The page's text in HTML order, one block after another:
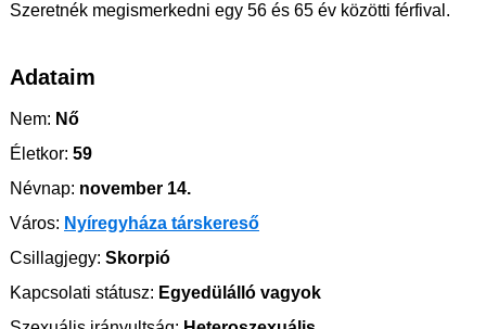
Szeretnék megismerkedni egy 56 és 65 év közötti férfival.
Adataim
Nem: Nő
Életkor: 59
Névnap: november 14.
Város: Nyíregyháza társkereső
Csillagjegy: Skorpió
Kapcsolati státusz: Egyedülálló vagyok